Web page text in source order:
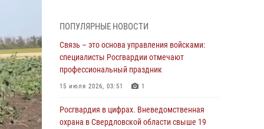
межведомственном антитеррористическом
учении в Свердловской области
31 июля 2026, 12:27 1
Росгвардия обеспечивает безопасность
31 июля 2026, 06:56 1
ПОПУЛЯРНЫЕ НОВОСТИ
Связь – это основа управления войсками:
специалисты Росгвардии отмечают
профессиональный праздник
15 июля 2026, 03:51 1
Росгвардия в цифрах. Вневедомственная
охрана в Свердловской области свыше 19